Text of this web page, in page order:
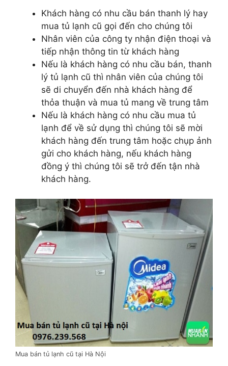
Khách hàng có nhu cầu bán thanh lý hay
mua tủ lạnh cũ gọi đến cho chúng tôi
Nhân viên của công ty nhận điện thoại và
tiếp nhận thông tin từ khách hàng
Nếu là khách hàng có nhu cầu bán, thanh
lý tủ lạnh cũ thì nhân viên của chúng tôi
sẽ di chuyển đến nhà khách hàng để
thỏa thuận và mua tủ mang về trung tâm
Nếu là khách hàng có nhu cầu mua tủ
lạnh để về sử dụng thì chúng tôi sẽ mời
khách hàng đến trung tâm hoặc chụp ảnh
gửi cho khách hàng, nếu khách hàng
đồng ý thì chúng tôi sẽ trở đến tận nhà
khách hàng.
Mua bán tủ lạnh cũ tại Hà Nội